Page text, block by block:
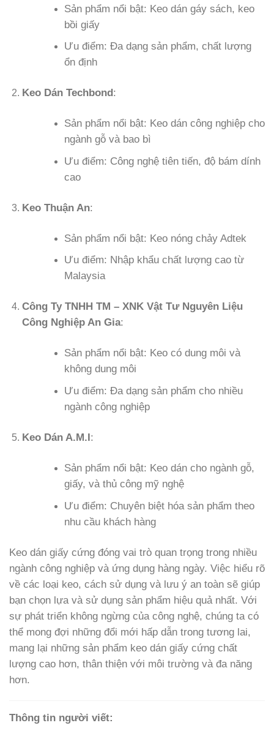
Sản phẩm nổi bật: Keo dán gáy sách, keo
bồi giấy
Ưu điểm: Đa dạng sản phẩm, chất lượng
ổn định
Keo Dán Techbond :
Sản phẩm nổi bật: Keo dán công nghiệp cho
ngành gỗ và bao bì
Ưu điểm: Công nghệ tiên tiến, độ bám dính
cao
Keo Thuận An:
Sản phẩm nổi bật: Keo nóng chảy Adtek
Ưu điểm: Nhập khẩu chất lượng cao từ
Malaysia
Công Ty TNHH TM – XNK Vật Tư Nguyên Liệu
Công Nghiệp An Gia:
Sản phẩm nổi bật: Keo có dung môi và
không dung môi
Ưu điểm: Đa dạng sản phẩm cho nhiều
ngành công nghiệp
Keo Dán A.M.I:
Sản phẩm nổi bật: Keo dán cho ngành gỗ,
giấy, và thủ công mỹ nghệ
Ưu điểm: Chuyên biệt hóa sản phẩm theo
nhu cầu khách hàng
Keo dán giấy cứng đóng vai trò quan trọng trong nhiều
ngành công nghiệp và ứng dụng hàng ngày. Việc hiểu rõ
về các loại keo, cách sử dụng và lưu ý an toàn sẽ giúp
bạn chọn lựa và sử dụng sản phẩm hiệu quả nhất. Với
sự phát triển không ngừng của công nghệ, chúng ta có
thể mong đợi những đổi mới hấp dẫn trong tương lai,
mang lại những sản phẩm keo dán giấy cứng chất
lượng cao hơn, thân thiện với môi trường và đa năng
hơn.
Thông tin người viết: